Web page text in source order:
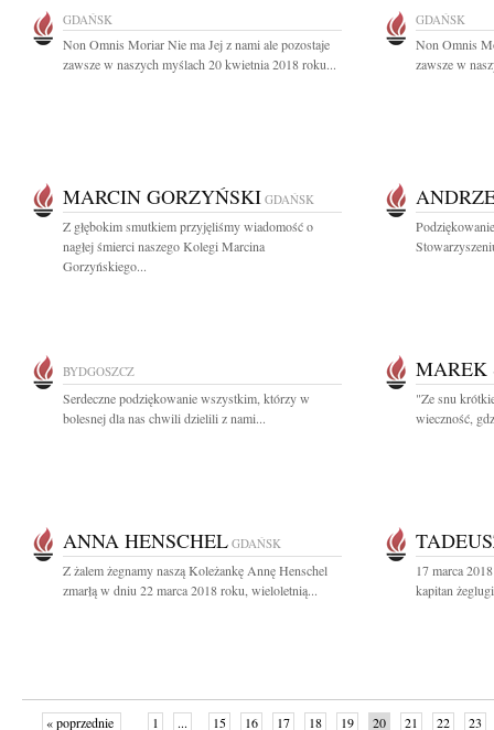
GDAŃSK
Non Omnis Moriar Nie ma Jej z nami ale pozostaje
zawsze w naszych myślach 20 kwietnia 2018 roku...
GDAŃSK
Non Omnis
zawsze w
MARCIN GORZYŃSKI GDAŃSK
Z głębokim smutkiem przyjęliśmy wiadomość o
nagłej śmierci naszego Kolegi Marcina
Gorzyńskiego...
BYDGOSZCZ
Serdeczne podziękowanie wszystkim, którzy w
bolesnej dla nas chwili dzielili z nami...
MAREK
"Ze snu
wieczność,
ANNA HENSCHEL GDAŃSK
Z żalem żegnamy naszą Koleżankę Annę Henschel
zmarłą w dniu 22 marca 2018 roku, wieloletnią...
17 marca
kapitan
« poprzednie 1 ... 15 16 17 18 19 20 21 22 23